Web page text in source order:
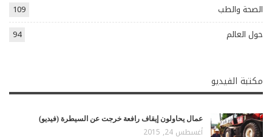
الصحة والطب
109
حول العالم
94
مكتبة الفيديو
عمال يحاولون إيقاف رافعة خرجت عن السيطرة (فيديو)
أغسطس 24, 2015